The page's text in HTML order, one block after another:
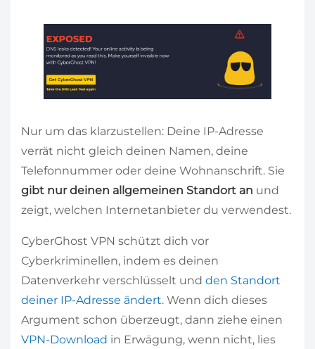
Nur um das klarzustellen: Deine IP-Adresse
verrät nicht gleich deinen Namen, deine
Telefonnummer oder deine Wohnanschrift. Sie
gibt nur deinen allgemeinen Standort an und
zeigt, welchen Internetanbieter du verwendest.
CyberGhost VPN schützt dich vor
Cyberkriminellen, indem es deinen
Datenverkehr verschlüsselt und den Standort
deiner IP-Adresse ändert. Wenn dich dieses
Argument schon überzeugt, dann ziehe einen
VPN-Download in Erwägung, wenn nicht, lies